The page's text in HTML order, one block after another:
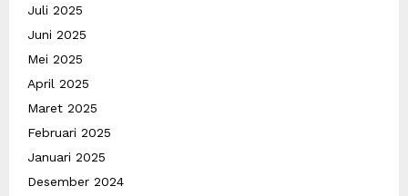
Juli 2025
Juni 2025
Mei 2025
April 2025
Maret 2025
Februari 2025
Januari 2025
Desember 2024